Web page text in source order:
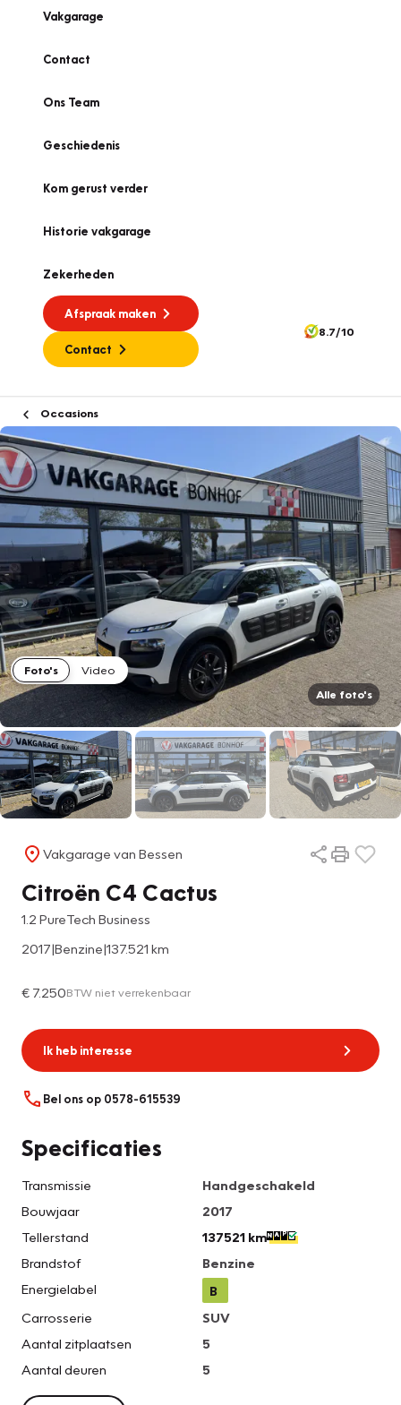
Vakgarage
Contact
Ons Team
Geschiedenis
Kom gerust verder
Historie vakgarage
Zekerheden
Afspraak maken
Contact
8.7/10
Occasions
Foto's
Video
Alle foto's
Vakgarage van Bessen
Citroën C4 Cactus
1.2 PureTech Business
2017|Benzine|137.521 km
€ 7.250BTW niet verrekenbaar
Ik heb interesse
Bel ons op 0578-615539
Specificaties
Transmissie
Handgeschakeld
Bouwjaar
2017
Tellerstand
137521 km
Brandstof
Benzine
Energielabel
B
Carrosserie
SUV
Aantal zitplaatsen
5
Aantal deuren
5